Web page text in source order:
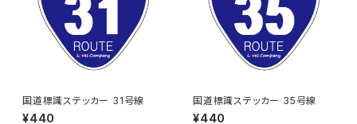
国道標識ステッカー 31号線
¥440
国道標識ステッカー 35号線
¥440